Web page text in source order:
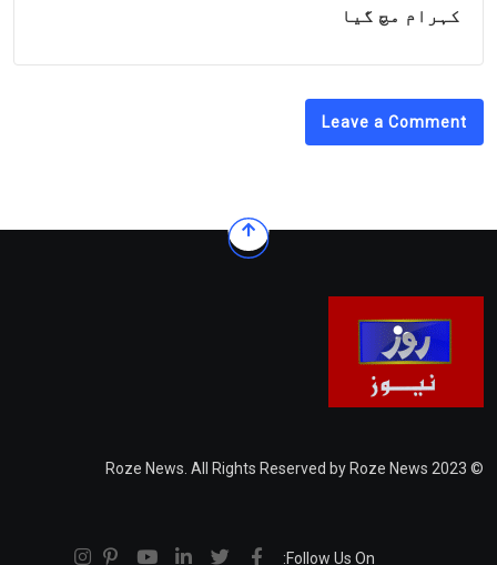
کہرام مچ گیا
Leave a Comment
© 2023 Roze News. All Rights Reserved by Roze News
Follow Us On: